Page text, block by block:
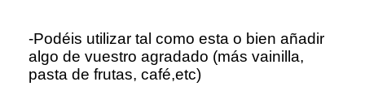
-Podéis utilizar tal como esta o bien añadir
algo de vuestro agradado (más vainilla,
pasta de frutas, café,etc)